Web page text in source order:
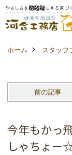
ホーム スタッフ
前の記事
今年もか
しゃちょー